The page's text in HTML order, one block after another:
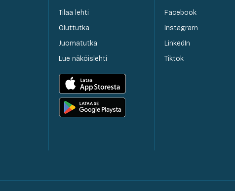
Tilaa lehti
Oluttutka
Juomatutka
Lue näköislehti
Facebook
Instagram
LinkedIn
Tiktok